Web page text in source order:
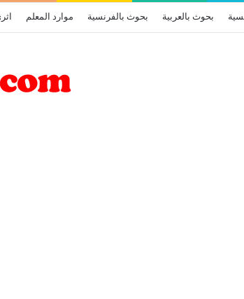
بحوث بالعربية بحوث بالفرنسية موارد المعلم